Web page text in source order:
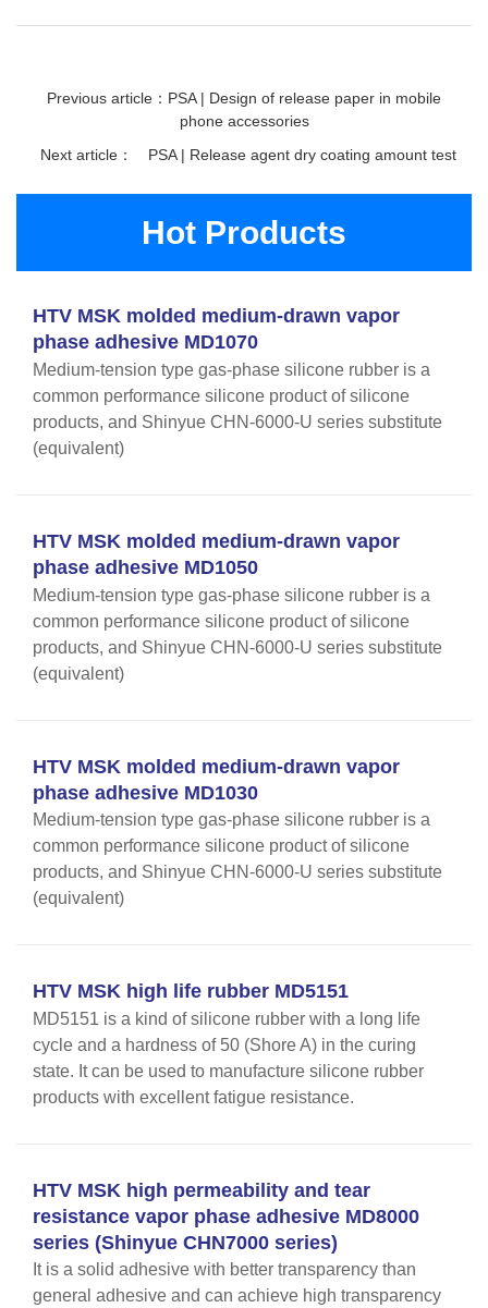
Previous article：PSA | Design of release paper in mobile
phone accessories
Next article：
PSA | Release agent dry coating amount test
Hot Products
HTV MSK molded medium-drawn vapor
phase adhesive MD1070
Medium-tension type gas-phase silicone rubber is a
common performance silicone product of silicone
products, and Shinyue CHN-6000-U series substitute
(equivalent)
HTV MSK molded medium-drawn vapor
phase adhesive MD1050
Medium-tension type gas-phase silicone rubber is a
common performance silicone product of silicone
products, and Shinyue CHN-6000-U series substitute
(equivalent)
HTV MSK molded medium-drawn vapor
phase adhesive MD1030
Medium-tension type gas-phase silicone rubber is a
common performance silicone product of silicone
products, and Shinyue CHN-6000-U series substitute
(equivalent)
HTV MSK high life rubber MD5151
MD5151 is a kind of silicone rubber with a long life
cycle and a hardness of 50 (Shore A) in the curing
state. It can be used to manufacture silicone rubber
products with excellent fatigue resistance.
HTV MSK high permeability and tear
resistance vapor phase adhesive MD8000
series (Shinyue CHN7000 series)
It is a solid adhesive with better transparency than
general adhesive and can achieve high transparency